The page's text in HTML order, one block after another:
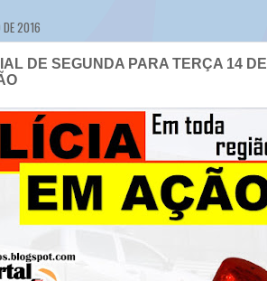
DE 2016
DE SEGUNDA PARA TERÇA 14 DE